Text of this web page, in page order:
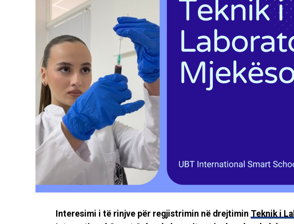
Interesimi i të rinjve për regjistrimin në drejtimin Teknik i